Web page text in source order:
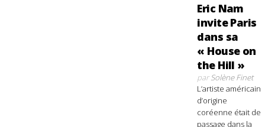
Eric Nam
invite Paris
dans sa
« House on
the Hill »
parSolène Finet
L’artiste américain
d’origine
coréenne était de
passage dans la